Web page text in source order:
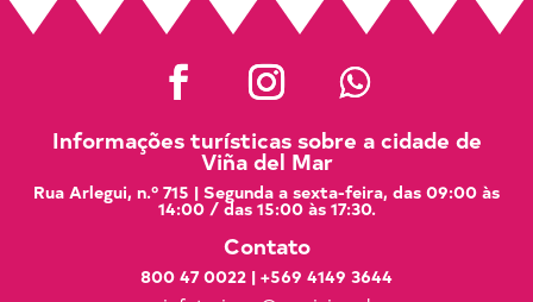
Informações turísticas sobre a cidade de
Viña del Mar
Rua Arlegui, n.º 715 | Segunda a sexta-feira, das 09:00 às
14:00 / das 15:00 às 17:30.
Contato
800 47 0022 | +569 4149 3644